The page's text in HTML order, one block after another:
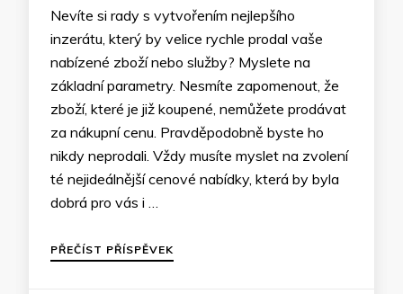
Nevíte si rady s vytvořením nejlepšího
inzerátu, který by velice rychle prodal vaše
nabízené zboží nebo služby? Myslete na
základní parametry. Nesmíte zapomenout, že
zboží, které je již koupené, nemůžete prodávat
za nákupní cenu. Pravděpodobně byste ho
nikdy neprodali. Vždy musíte myslet na zvolení
té nejideálnější cenové nabídky, která by byla
dobrá pro vás i …
PŘEČÍST PŘÍSPĚVEK